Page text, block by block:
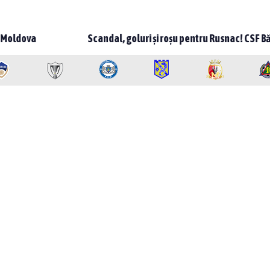
Scandal, goluri și roșu pentru Rusnac! CSF Bălți – Milsami 2-1,